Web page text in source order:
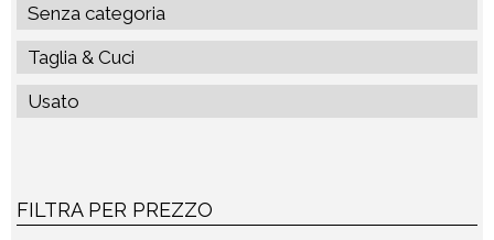
Senza categoria
Taglia & Cuci
Usato
FILTRA PER PREZZO